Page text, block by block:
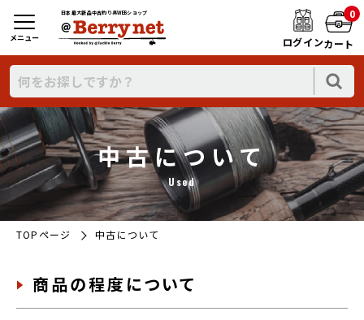
日本最大新品中古釣り具WEBショップ
ログイン
0
カート
メニュー
中古について
Used
TOPページ 中古について
商品の程度について